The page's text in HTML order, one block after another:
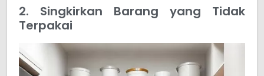
2. Singkirkan Barang yang Tidak
Terpakai